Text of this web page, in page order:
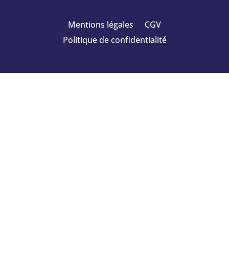
Mentions légales
CGV
Politique de confidentialité